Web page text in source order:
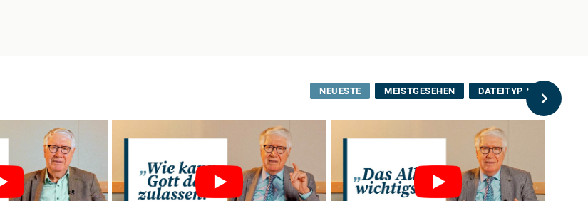
NEUESTE MEISTGESEHEN DATEITYP